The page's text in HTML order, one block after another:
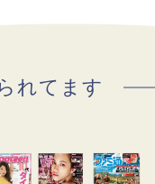
れてます